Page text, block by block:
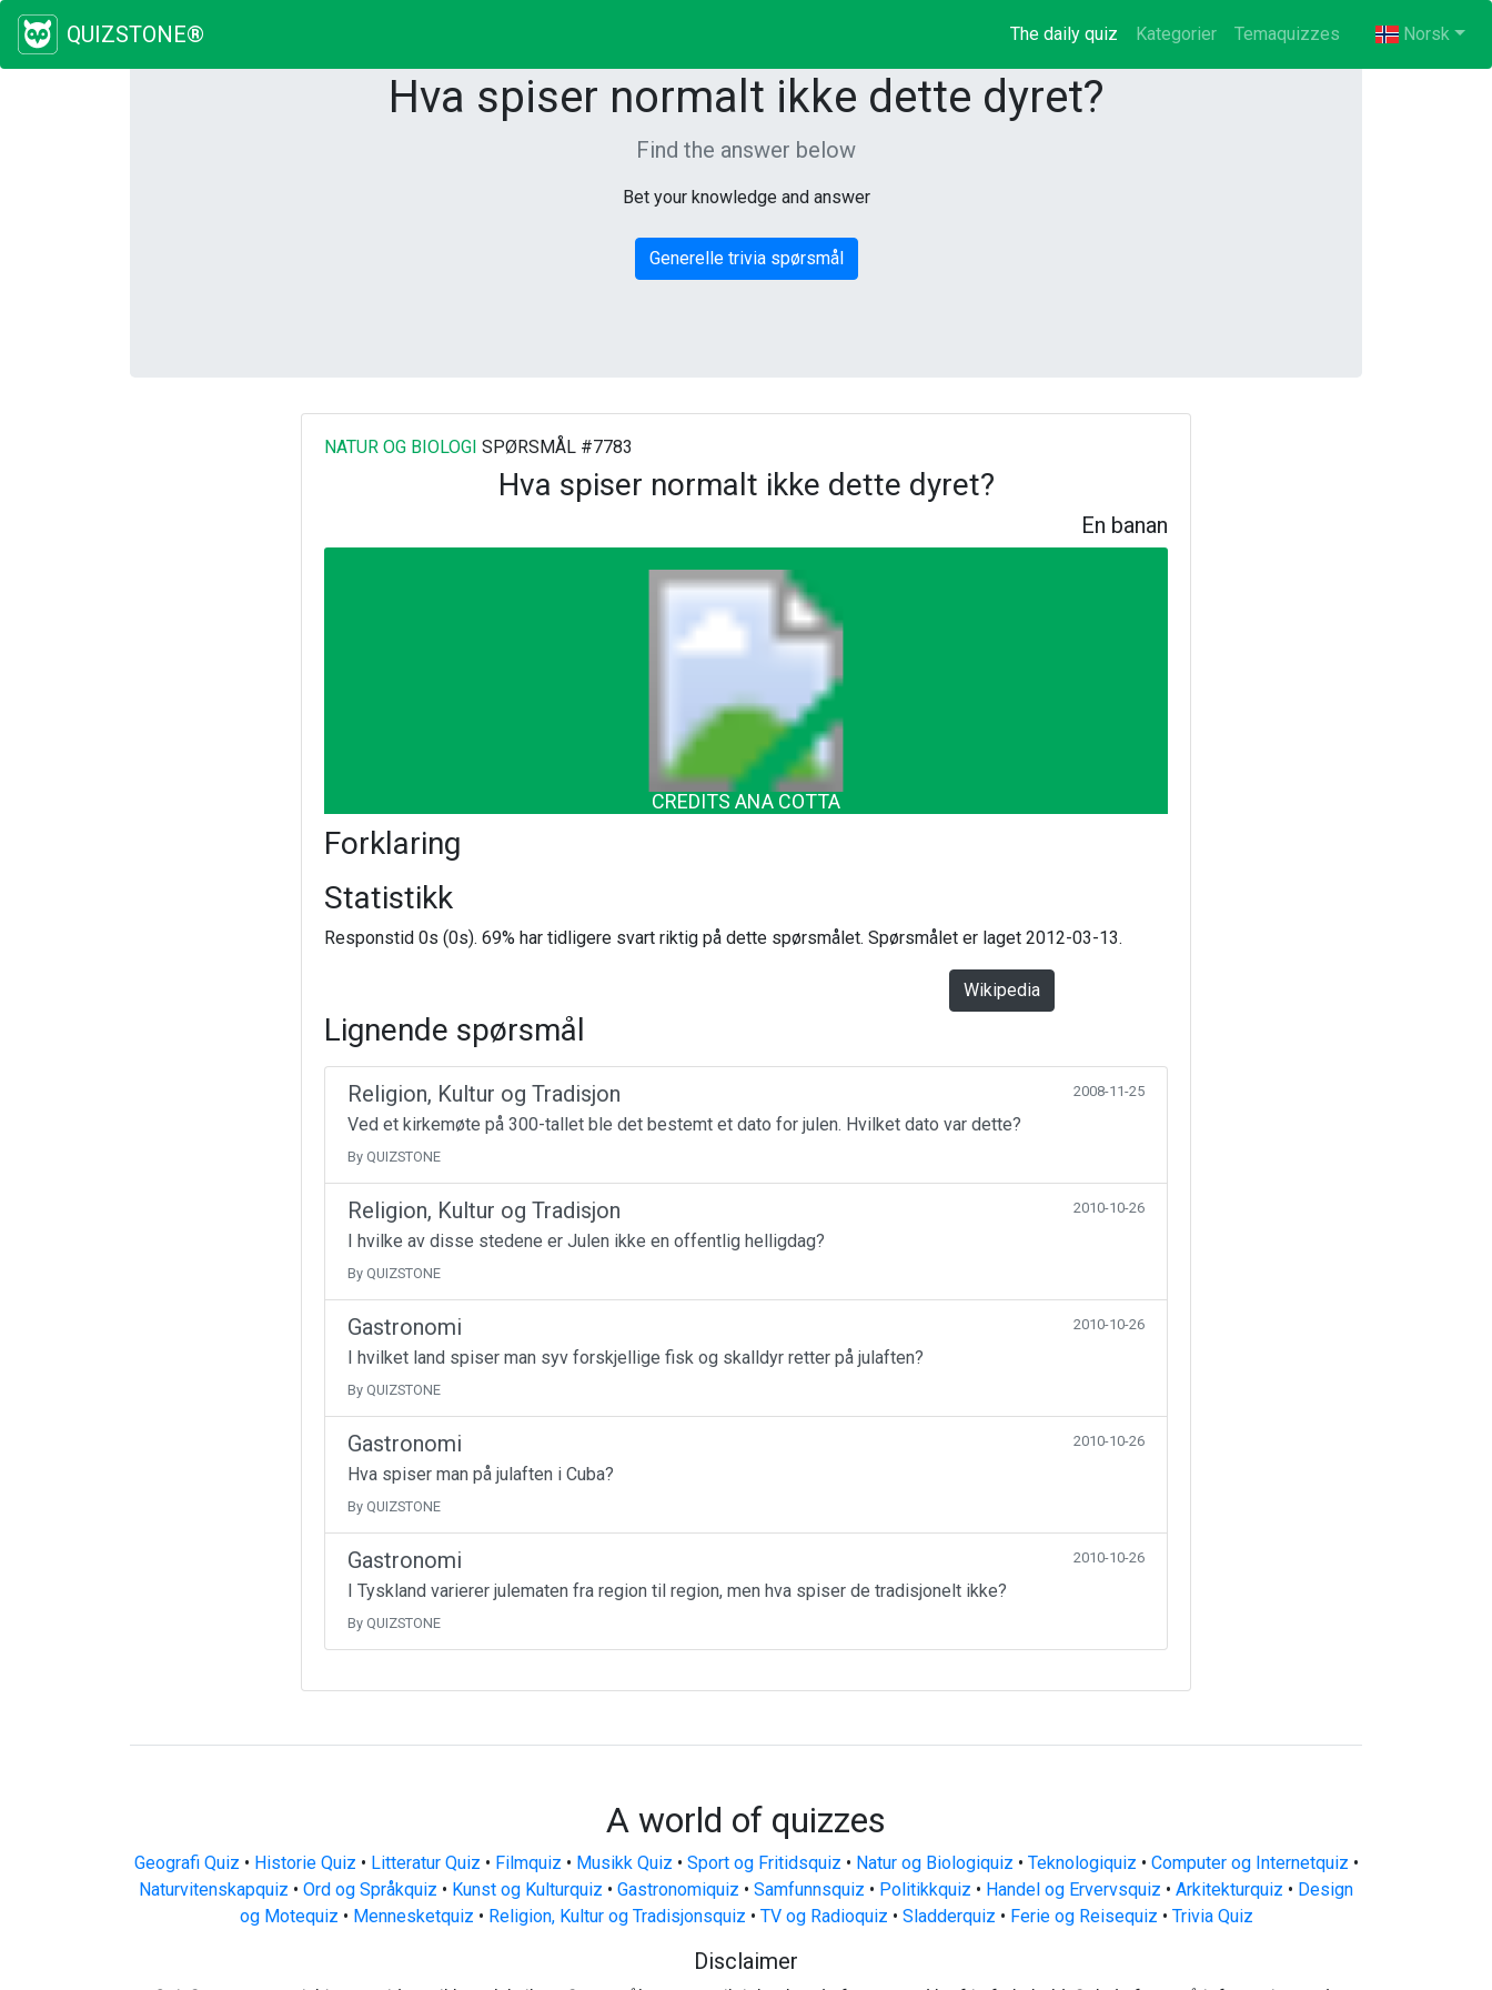
QUIZSTONE® The daily quiz (current)
Kategorier Temaquizzes Norsk
Hva spiser normalt ikke dette dyret?
Find the answer below
Bet your knowledge and answer
Generelle trivia spørsmål
NATUR OG BIOLOGI SPØRSMÅL #7783
Hva spiser normalt ikke dette dyret?
En banan
CREDITS ANA COTTA
Forklaring
Statistikk
Responstid 0s (0s). 69% har tidligere svart riktig på dette spørsmålet. Spørsmålet er laget 2012-03-13.
Wikipedia
Lignende spørsmål
Religion, Kultur og Tradisjon 2008-11-25
Ved et kirkemøte på 300-tallet ble det bestemt et dato for julen. Hvilket dato var dette?
By QUIZSTONE
Religion, Kultur og Tradisjon 2010-10-26
I hvilke av disse stedene er Julen ikke en offentlig helligdag?
By QUIZSTONE
Gastronomi 2010-10-26
I hvilket land spiser man syv forskjellige fisk og skalldyr retter på julaften?
By QUIZSTONE
Gastronomi 2010-10-26
Hva spiser man på julaften i Cuba?
By QUIZSTONE
Gastronomi 2010-10-26
I Tyskland varierer julematen fra region til region, men hva spiser de tradisjonelt ikke?
By QUIZSTONE
A world of quizzes
Geografi Quiz • Historie Quiz • Litteratur Quiz • Filmquiz • Musikk Quiz • Sport og Fritidsquiz • Natur og Biologiquiz • Teknologiquiz • Computer og Internetquiz •
Naturvitenskapquiz • Ord og Språkquiz • Kunst og Kulturquiz • Gastronomiquiz • Samfunnsquiz • Politikkquiz • Handel og Ervervsquiz • Arkitekturquiz • Design
og Motequiz • Mennesketquiz • Religion, Kultur og Tradisjonsquiz • TV og Radioquiz • Sladderquiz • Ferie og Reisequiz • Trivia Quiz
Disclaimer